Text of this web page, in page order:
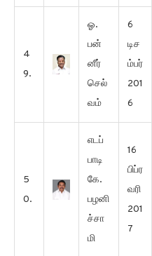
4
9.
ஓ.
பன்
னீர்
செல்
வம்
6
டிச
ம்பர்
201
6
5
0.
எடப்
பாடி
கே.
பழனி
ச்சா
மி
16
பிப்ர
வரி
201
7